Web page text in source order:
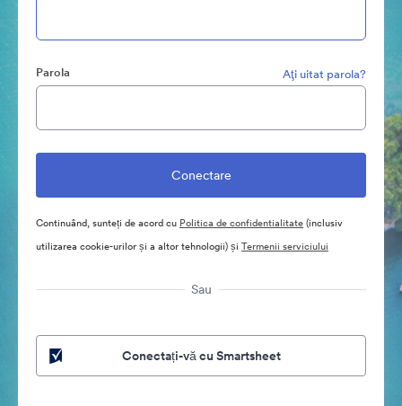
Parola Aţi uitat parola?
Continuând, sunteți de acord cu Politica de confidentialitate(inclusiv
utilizarea cookie-urilor și a altor tehnologii) și Termenii serviciului
Sau
Conectați-vă cu Smartsheet